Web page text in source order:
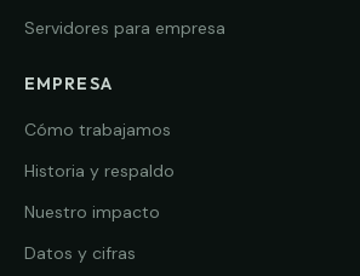
Servidores para empresa
EMPRESA
Cómo trabajamos
Historia y respaldo
Nuestro impacto
Datos y cifras